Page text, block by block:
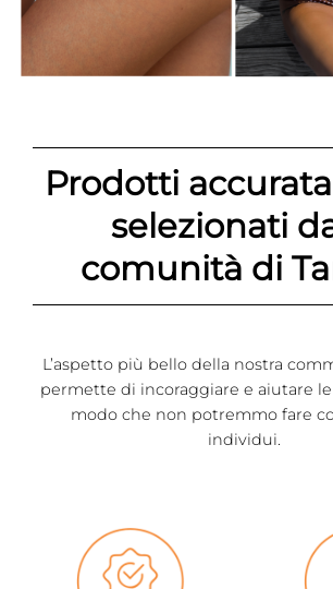
Prodotti
selezionati
comunità di
L’aspetto più bello della nostra
permette di incoraggiare e aiutare
modo che non potremmo fare
individui.